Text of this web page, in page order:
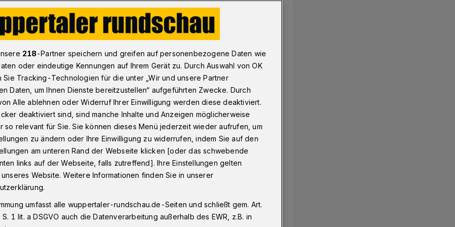
ein und sucht nach Lösung
ein und
Verwaltung legt den politischen Gremien
zu den
218-Partner speichern und greifen auf personenbezogene Daten wie
oder eindeutige Kennungen auf Ihrem Gerät zu. Durch Auswahl von OK
Sie Tracking-Technologien für die unter „Wir und unsere Partner
Daten, um Ihnen Dienste bereitzustellen“ aufgeführten Zwecke. Durch
Alle ablehnen oder Widerruf Ihrer Einwilligung werden diese deaktiviert.
deaktiviert sind, sind manche Inhalte und Anzeigen möglicherweise
so relevant für Sie. Sie können dieses Menü jederzeit wieder aufrufen, um
zu ändern oder Ihre Einwilligung zu widerrufen, indem Sie auf den
am unteren Rand der Webseite klicken [oder das schwebende
links auf der Webseite, falls zutreffend]. Ihre Einstellungen gelten
Website. Weitere Informationen finden Sie in unserer
umfasst alle wuppertaler-rundschau.de-Seiten und schließt gem. Art.
1 lit. a DSGVO auch die Datenverarbeitung außerhalb des EWR, z.B. in